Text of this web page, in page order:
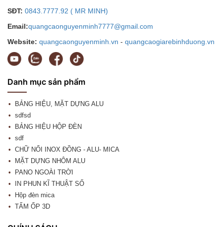
SĐT: 0843.7777.92 ( MR MINH)
Email:quangcaonguyenminh7777@gmail.com
Website: quangcaonguyenminh.vn - quangcaogiarebinhduong.vn
Danh mục sản phẩm
BẢNG HIỆU, MẶT DỰNG ALU
sdfsd
BẢNG HIỆU HỘP ĐÈN
sdf
CHỮ NỔI INOX ĐỒNG - ALU- MICA
MẶT DỰNG NHÔM ALU
PANO NGOÀI TRỜI
IN PHUN KĨ THUẬT SỐ
Hộp đèn mica
TẤM ỐP 3D